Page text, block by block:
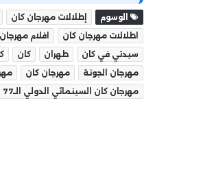
الوسوم إطلالات مهرجان كان
اطلالات مهرجان كان
افلام
سيدتي في كان
طهران كان
مهرجان الجونة
مهرجان كان
مهرجان كان السينمائي الدولي الـ77